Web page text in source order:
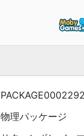
PACKAGE0002292
物理パッケージ